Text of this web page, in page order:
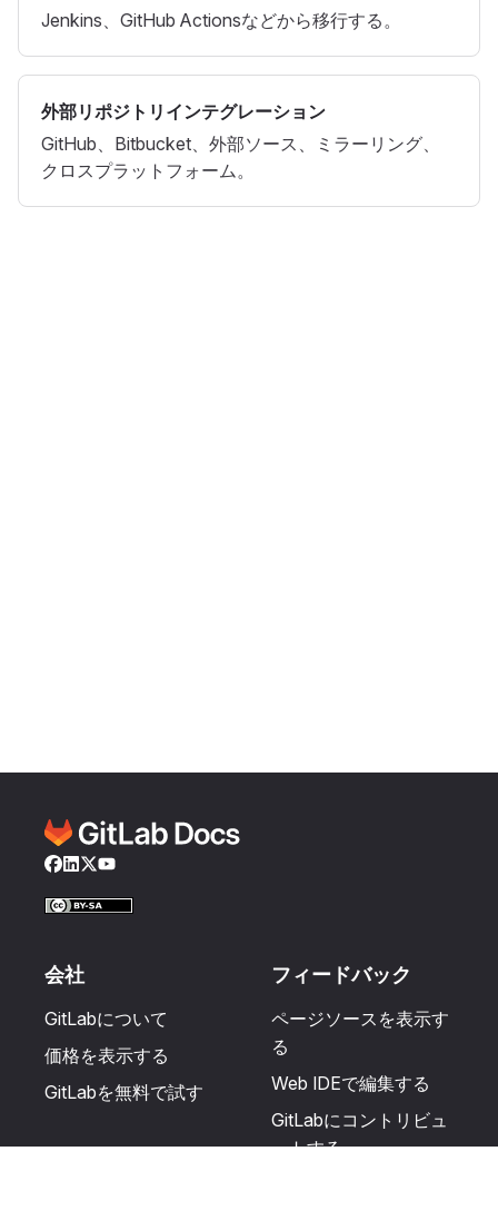
Jenkins、GitHub Actionsなどから移行する。
外部リポジトリインテグレーション
GitHub、Bitbucket、外部ソース、ミラーリング、
クロスプラットフォーム。
Facebook
LinkedIn
Twitter
YouTube
会社
GitLabについて
価格を表示する
GitLabを無料で試す
フィードバック
ページソースを表示す
る
Web IDEで編集する
GitLabにコントリビュ
ートする